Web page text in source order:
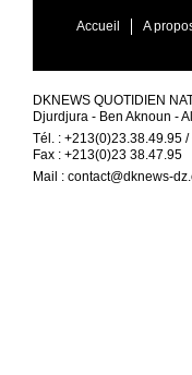
Accueil A
DKNEWS QUOTIDIEN
Djurdjura - Ben Aknoun -
Tél. : +213(0)23.38.49.95
Fax : +213(0)23 38.47.95
Mail : contact@dknews-